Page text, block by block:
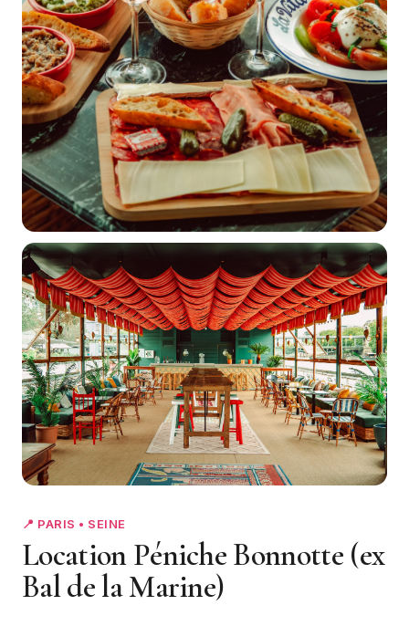
📍 PARIS • SEINE
Location Péniche Bonnotte (ex
Bal de la Marine)